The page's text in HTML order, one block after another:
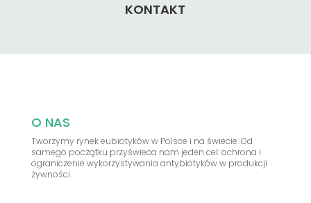
KONTAKT
O NAS
Tworzymy rynek eubiotyków w Polsce i na świecie. Od
samego początku przyświeca nam jeden cel: ochrona i
ograniczenie wykorzystywania antybiotyków w produkcji
żywności.